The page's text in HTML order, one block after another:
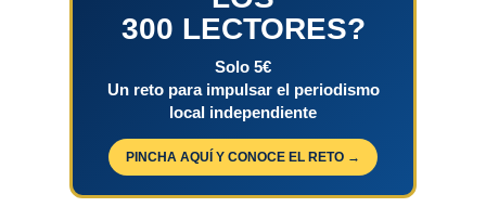
300 LECTORES?
Solo 5€
Un reto para impulsar el periodismo
local independiente
PINCHA AQUÍ Y CONOCE EL RETO →